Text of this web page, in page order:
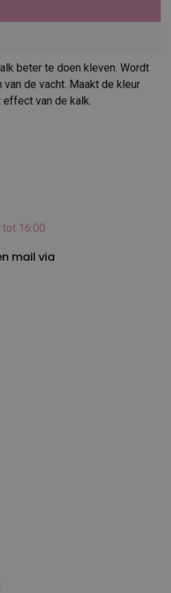
beter te doen kleven. Wordt
de vacht. Maakt de kleur
van de kalk.
tot 16:00
mail via